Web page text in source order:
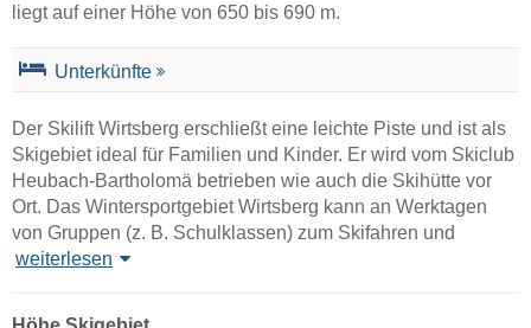
liegt auf einer Höhe von 650 bis 690 m.
Unterkünfte
Der Skilift Wirtsberg erschließt eine leichte Piste und ist als
Skigebiet ideal für Familien und Kinder. Er wird vom Skiclub
Heubach-Bartholomä betrieben wie auch die Skihütte vor
Ort. Das Wintersportgebiet Wirtsberg kann an Werktagen
von Gruppen (z. B. Schulklassen) zum Skifahren und
weiterlesen